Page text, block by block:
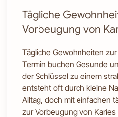
Tägliche
Vorbeugung von
Tägliche Gewohnheiten
Termin buchen Gesunde
der Schlüssel zu einem
entsteht oft durch kleine
Alltag, doch mit einfachen
zur Vorbeugung von Karies